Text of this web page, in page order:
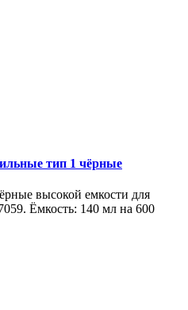
тип 1 чёрные
высокой емкости для
Ёмкость: 140 мл на 600